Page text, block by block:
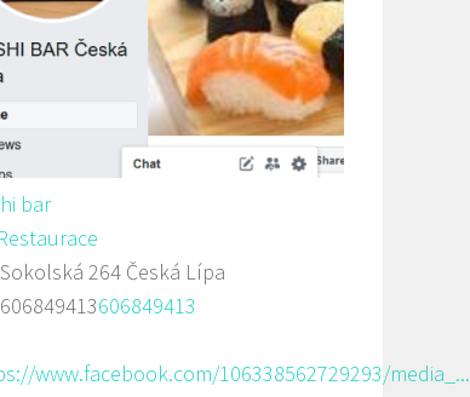
bar
Sokolská 264 Česká Lípa
606849413606849413
www.facebook.com/106338562729293/media_...